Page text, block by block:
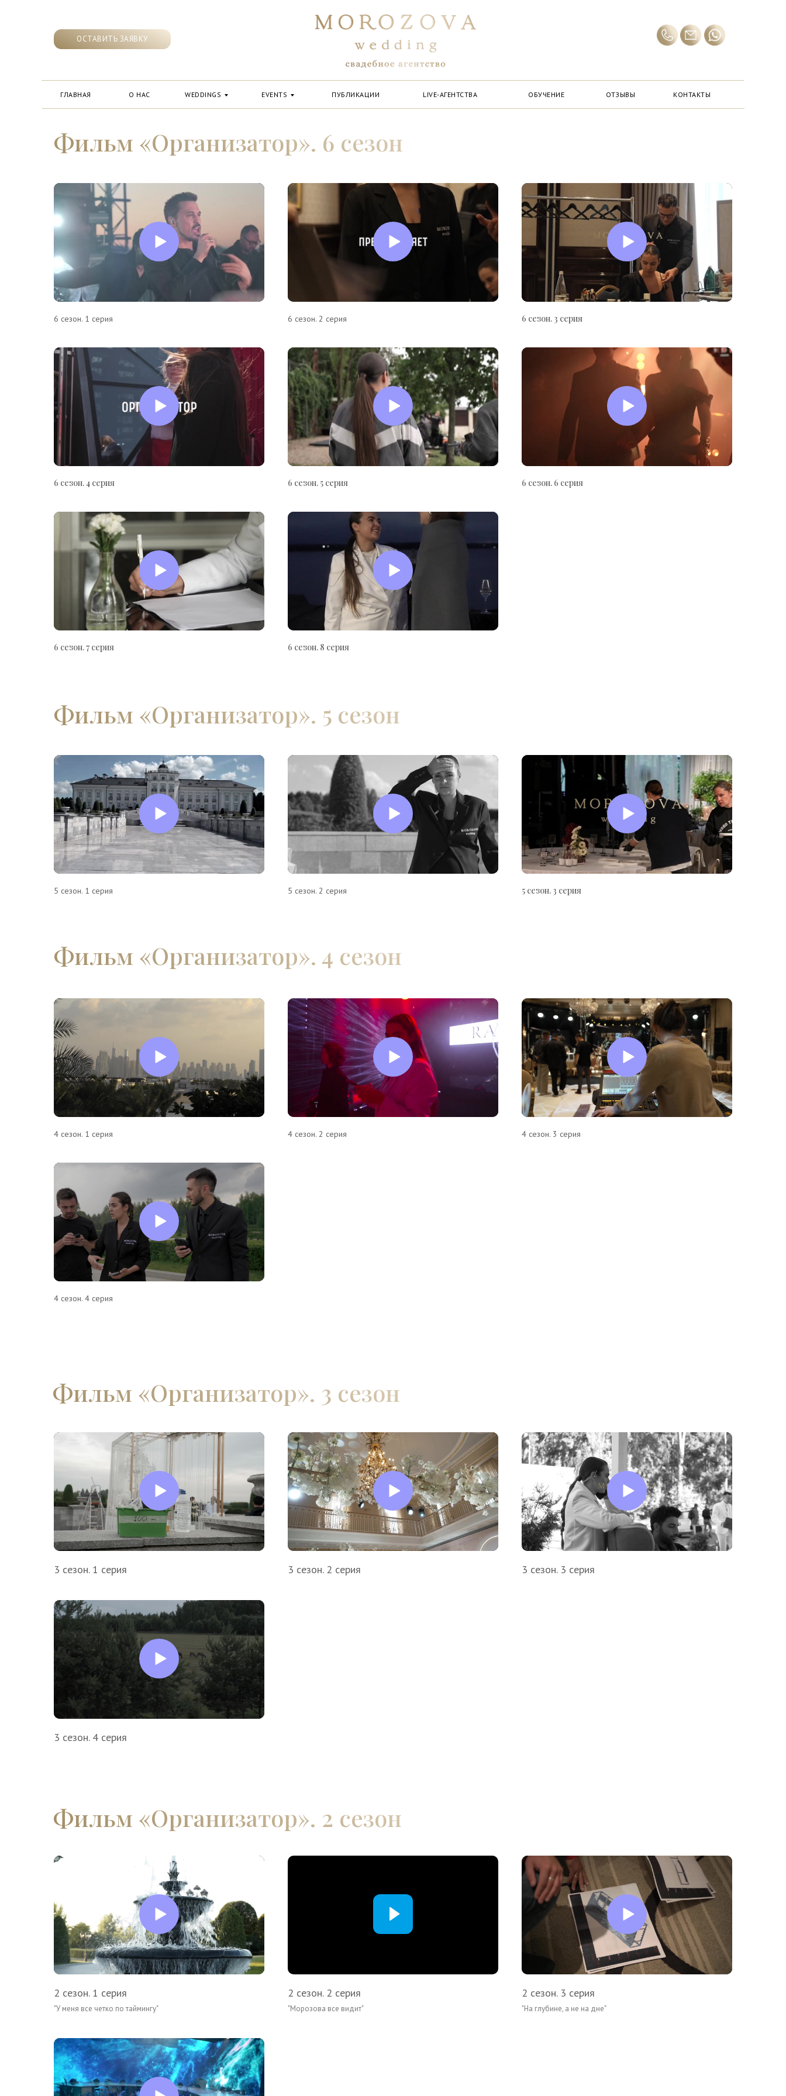
КОНТАКТЫ
ОТЗЫВЫ
ОБУЧЕНИЕ
О НАС LIVE-АГЕНТСТВА
ПУБЛИКАЦИИ
EVENTS
WEDDINGS
ГЛАВНАЯ
ОСТАВИТЬ ЗАЯВКУ
Фильм «‎Организатор». 6 сезон
6 сезон. 1 серия 6 сезон. 2 серия 6 сезон. 3 серия
6 сезон. 4 серия 6 сезон. 5 серия 6 сезон. 6 серия
6 сезон. 7 серия 6 сезон. 8 серия
Фильм «‎Организатор». 5 сезон
5 сезон. 1 серия 5 сезон. 2 серия 5 сезон. 3 серия
Фильм «‎Организатор». 4 сезон
4 сезон. 1 серия 4 сезон. 2 серия 4 сезон. 3 серия
4 сезон. 4 серия
Фильм «‎Организатор». 3 сезон
3 сезон. 1 серия 3 сезон. 2 серия 3 сезон. 3 серия
3 сезон. 4 серия
Фильм «‎Организатор». 2 сезон
2 сезон. 1 серия
"У меня все четко по таймингу"
2 сезон. 2 серия
"Морозова все видит"
2 сезон. 3 серия
"На глубине, а не на дне"